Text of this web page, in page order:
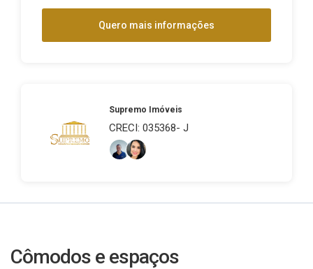
Quero mais informações
Supremo Imóveis
CRECI: 035368- J
Cômodos e espaços